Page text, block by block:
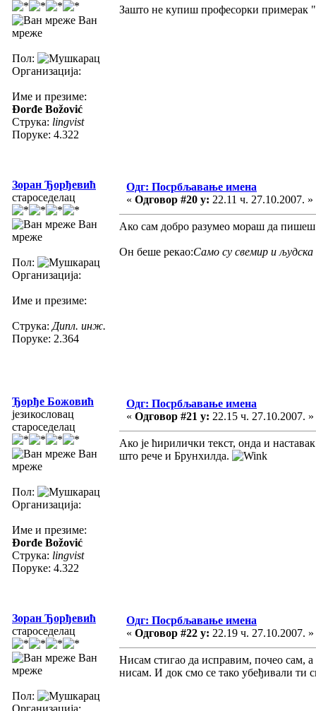
Ван
мреже
Пол:
Организација:
Име и презиме:
Đorđe Božović
Струка: lingvist
Поруке: 4.322
Зашто не купиш професорки примерак
Зоран Ђорђевић
староседелац
Ван
мреже
Пол:
Организација:
Име и презиме:
Струка: Дипл. инж.
Поруке: 2.364
Одг: Посрбљавање имена
« Одговор #20 у: 22.11 ч. 27.10.2007. »
Ако сам добро разумео мораш да пишеш
Он беше рекао:Само су свемир и
Ђорђе Божовић
језикословац
староседелац
Ван
мреже
Пол:
Организација:
Име и презиме:
Đorđe Božović
Струка: lingvist
Поруке: 4.322
Одг: Посрбљавање имена
« Одговор #21 у: 22.15 ч. 27.10.2007. »
Ако је ћирилички текст, онда и
што рече и Брунхилда.
Зоран Ђорђевић
староседелац
Ван
мреже
Пол:
Организација:
Одг: Посрбљавање имена
« Одговор #22 у: 22.19 ч. 27.10.2007. »
Нисам стигао да исправим, почео сам, а
нисам. И док смо се тако убеђивали ти